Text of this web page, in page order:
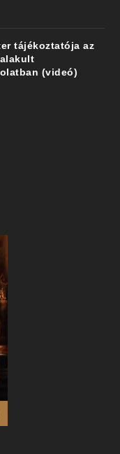
tájékoztatója az
(videó)